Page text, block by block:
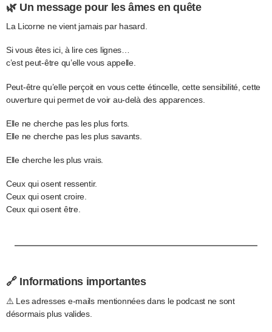
🌿 Un message pour les âmes en quête
La Licorne ne vient jamais par hasard.
Si vous êtes ici, à lire ces lignes…
c’est peut-être qu’elle vous appelle.
Peut-être qu’elle perçoit en vous cette étincelle, cette sensibilité, cette
ouverture qui permet de voir au-delà des apparences.
Elle ne cherche pas les plus forts.
Elle ne cherche pas les plus savants.
Elle cherche les plus vrais.
Ceux qui osent ressentir.
Ceux qui osent croire.
Ceux qui osent être.
🔗 Informations importantes
⚠️ Les adresses e-mails mentionnées dans le podcast ne sont
désormais plus valides.